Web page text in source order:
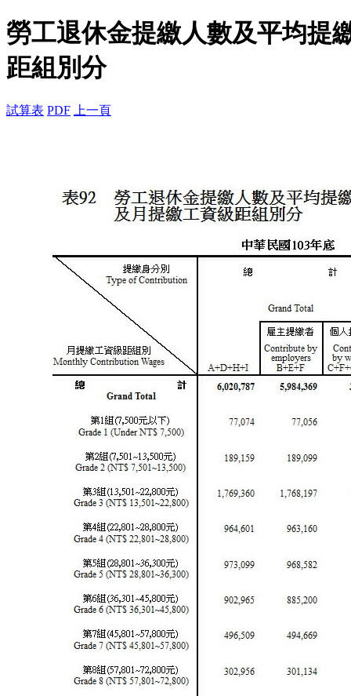
勞工退休金提繳人數及平均提
距組別分
試算表 PDF 上一頁